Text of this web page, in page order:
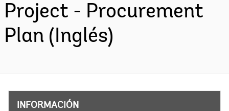
Project - Procurement
Plan (Inglés)
INFORMACIÓN